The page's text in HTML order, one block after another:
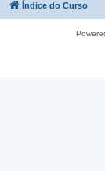
Índice do Curso